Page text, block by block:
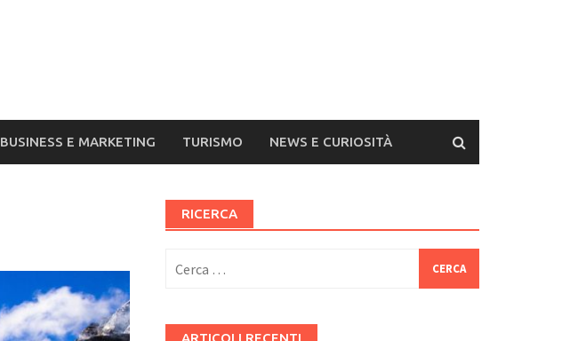
BUSINESS E MARKETING TURISMO NEWS E CURIOSITÀ
RICERCA
per:
ARTICOLI RECENTI